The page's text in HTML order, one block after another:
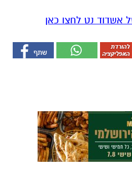
אשדוד נט לחצו כאן